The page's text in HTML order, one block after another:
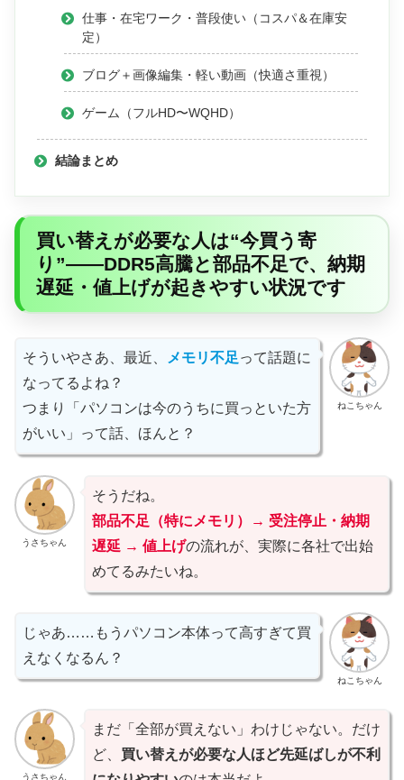
仕事・在宅ワーク・普段使い（コスパ＆在庫安
定）
ブログ＋画像編集・軽い動画（快適さ重視）
ゲーム（フルHD〜WQHD）
結論まとめ
買い替えが必要な人は“今買う寄
り”——DDR5高騰と部品不足で、納期
遅延・値上げが起きやすい状況です
ねこちゃん
そういやさあ、最近、 メモリ不足って話題に
なってるよね？
つまり「パソコンは今のうちに買っといた方
がいい」って話、ほんと？
うさちゃん
そうだね。
部品不足（特にメモリ）→ 受注停止・納期
遅延 → 値上げの流れが、実際に各社で出始
めてるみたいね。
ねこちゃん
じゃあ……もうパソコン本体って高すぎて買
えなくなるん？
うさちゃん
まだ「全部が買えない」わけじゃない。だけ
ど、 買い替えが必要な人ほど先延ばしが不利